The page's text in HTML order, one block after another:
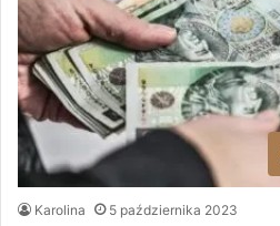
Karolina 5 października 2023